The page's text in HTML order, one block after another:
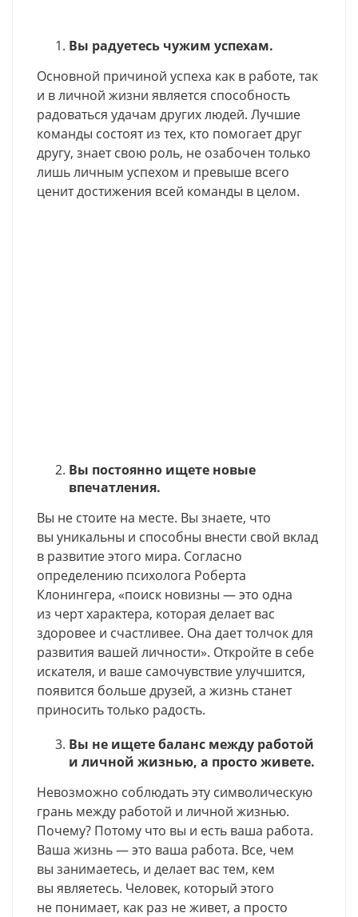
Вы радуетесь чужим успехам.
Основной причиной успеха как в работе, так
и в личной жизни является способность
радоваться удачам других людей. Лучшие
команды состоят из тех, кто помогает друг
другу, знает свою роль, не озабочен только
лишь личным успехом и превыше всего
ценит достижения всей команды в целом.
Вы постоянно ищете новые
впечатления.
Вы не стоите на месте. Вы знаете, что
вы уникальны и способны внести свой вклад
в развитие этого мира. Согласно
определению психолога Роберта
Клонингера, «поиск новизны — это одна
из черт характера, которая делает вас
здоровее и счастливее. Она дает толчок для
развития вашей личности». Откройте в себе
искателя, и ваше самочувствие улучшится,
появится больше друзей, а жизнь станет
приносить только радость.
Вы не ищете баланс между работой
и личной жизнью, а просто живете.
Невозможно соблюдать эту символическую
грань между работой и личной жизнью.
Почему? Потому что вы и есть ваша работа.
Ваша жизнь — это ваша работа. Все, чем
вы занимаетесь, и делает вас тем, кем
вы являетесь. Человек, который этого
не понимает, как раз не живет, а просто